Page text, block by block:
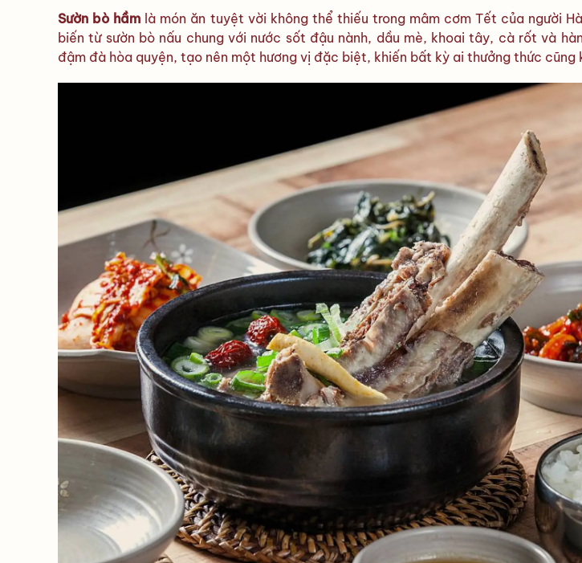
Sườn bò hầm là món ăn tuyệt vời không thể thiếu trong mâm cơm Tết của người
biến từ sườn bò nấu chung với nước sốt đậu nành, dầu mè, khoai tây, cà rốt và
đậm đà hòa quyện, tạo nên một hương vị đặc biệt, khiến bất kỳ ai thưởng thức cũng